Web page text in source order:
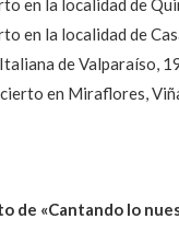
en la localidad de
en la localidad de
de Valparaíso,
en Miraflores,
de «Cantando lo